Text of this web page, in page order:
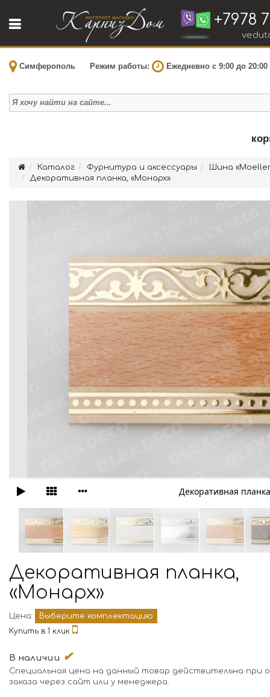
+7978
Симферополь Режим работы: Ежедневно с 9:00 до 20:00
Каталог Фурнитура и аксессуары
Шина
Декоративная планка, «Монарх»
Декоративная
Декоративная планка,
«Монарх»
Цена:
Выберите комплектацию
Купить в 1 клик
В наличии ✔
Специальная цена на данный товар действительна при
заказа через сайт или у менеджера.